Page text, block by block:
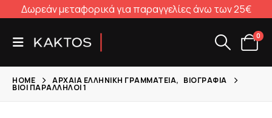
Δωρεάν μεταφορικά για παραγγελίες άνω των 25€
0
HOME ΑΡΧΑΊΑ ΕΛΛΗΝΙΚΉ ΓΡΑΜΜΑΤΕΊΑ, ΒΙΟΓΡΑΦΊΑ
ΒΊΟΙ ΠΑΡΆΛΛΗΛΟΙ 1